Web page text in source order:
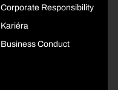
Corporate Responsibility
Kariéra
Business Conduct